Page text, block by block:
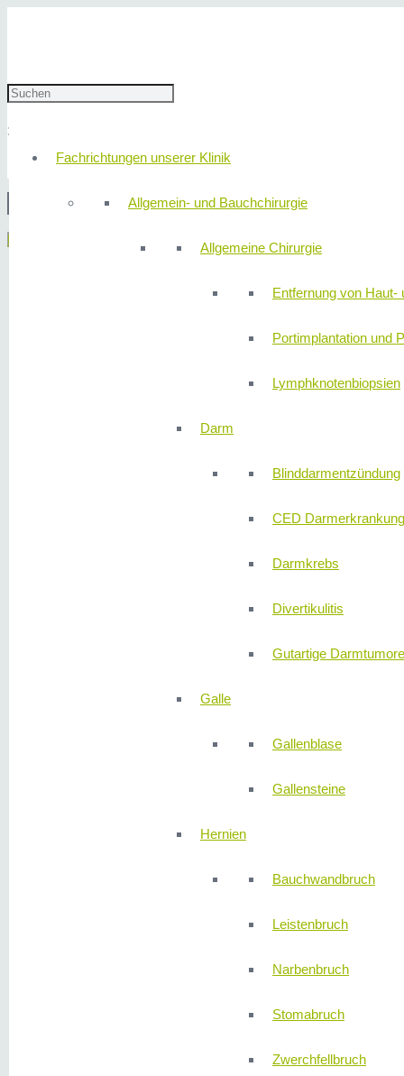
Fachrichtungen unserer Klinik
Allgemein- und Bauchchirurgie
Allgemeine Chirurgie
Entfernung von Haut-
Portimplantation und
Lymphknotenbiopsien
Darm
Blinddarmentzündung
CED Darmerkrankung
Darmkrebs
Divertikulitis
Gutartige Darmtumore
Galle
Gallenblase
Gallensteine
Hernien
Bauchwandbruch
Leistenbruch
Narbenbruch
Stomabruch
Zwerchfellbruch
Klinik310-25
30. Mai 2023
Menü